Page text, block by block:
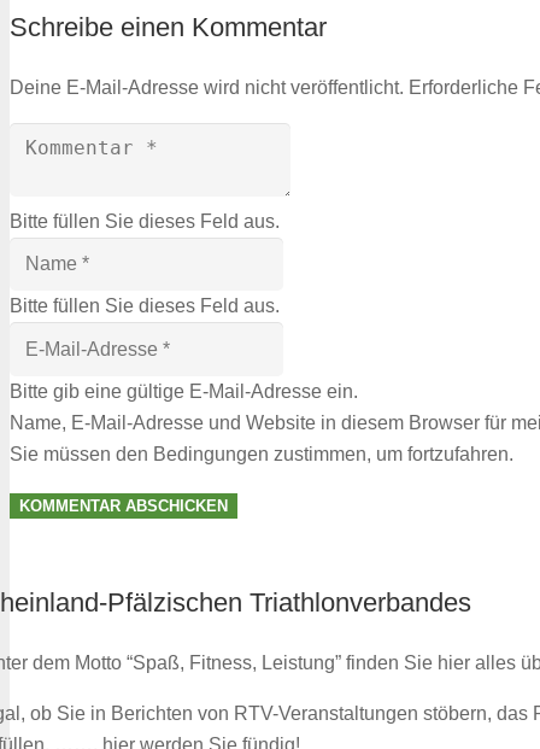
Schreibe einen Kommentar
Deine E-Mail-Adresse wird nicht veröffentlicht. Erforderliche
Bitte füllen Sie dieses Feld aus.
Bitte füllen Sie dieses Feld aus.
Bitte gib eine gültige E-Mail-Adresse ein.
Name, E-Mail-Adresse und Website in diesem Browser für
Sie müssen den Bedingungen zustimmen, um fortzufahren.
KOMMENTAR ABSCHICKEN
Pfälzischen Triathlonverbandes
dem Motto “Spaß, Fitness, Leistung” finden Sie hier alles
ob Sie in Berichten von RTV-Veranstaltungen stöbern,